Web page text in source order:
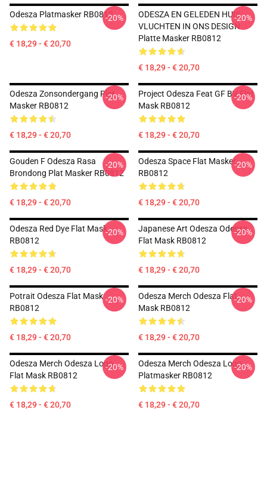
Odesza Platmasker RB0812
€ 18,29 - € 20,70
-20%
ODESZA EN GELEDEN HUIS
VLUCHTEN IN ONS DESIGN
Platte Masker RB0812
€ 18,29 - € 20,70
-20%
Odesza Zonsondergang Plat
Masker RB0812
€ 18,29 - € 20,70
-20%
Project Odesza Feat GF BV Flat
Mask RB0812
€ 18,29 - € 20,70
-20%
Gouden F Odesza Rasa
Brondong Plat Masker RB0812
€ 18,29 - € 20,70
-20%
Odesza Space Flat Masker
RB0812
€ 18,29 - € 20,70
-20%
Odesza Red Dye Flat Mask
RB0812
€ 18,29 - € 20,70
-20%
Japanese Art Odesza Odesza
Flat Mask RB0812
€ 18,29 - € 20,70
-20%
Potrait Odesza Flat Mask
RB0812
€ 18,29 - € 20,70
-20%
Odesza Merch Odesza Flat
Mask RB0812
€ 18,29 - € 20,70
-20%
Odesza Merch Odesza Logo
Flat Mask RB0812
€ 18,29 - € 20,70
-20%
Odesza Merch Odesza Logo
Platmasker RB0812
€ 18,29 - € 20,70
-20%